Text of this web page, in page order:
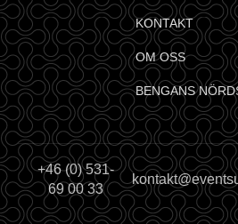
KONTAKT
OM OSS
BENGANS
+46 (0) 531-
69 00 33